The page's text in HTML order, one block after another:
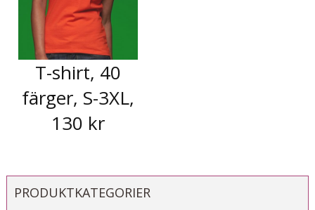
T-shirt, 40
färger, S-3XL,
130 kr
PRODUKTKATEGORIER